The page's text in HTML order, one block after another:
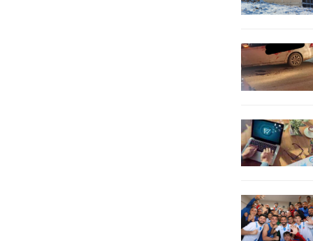
ve eklentilerinde arama yapıldı....